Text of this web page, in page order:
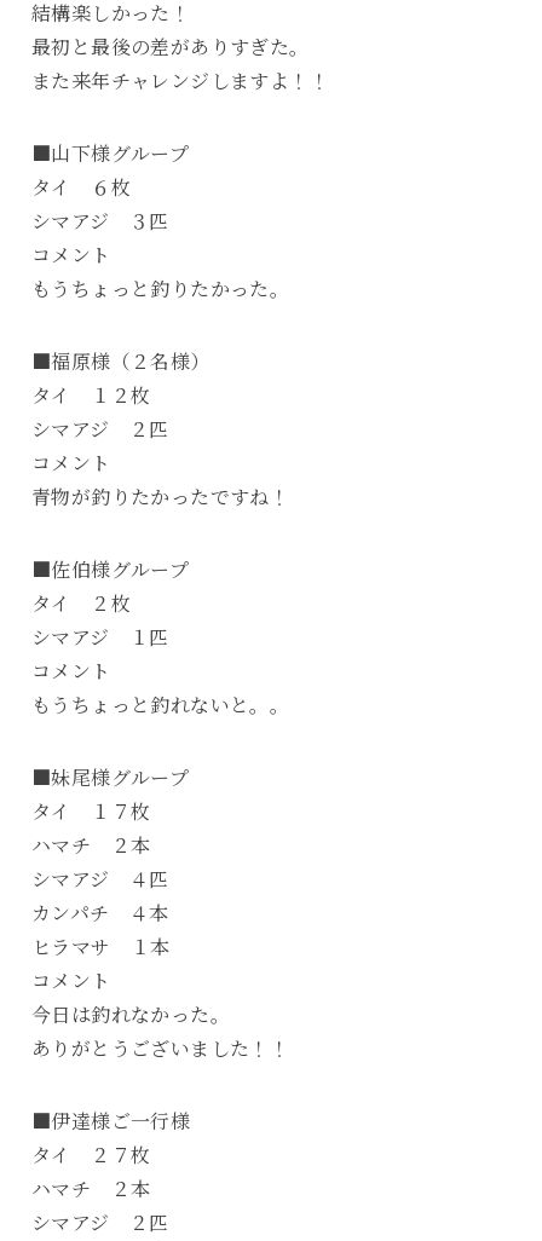
結構楽しかった！
最初と最後の差がありすぎた。
また来年チャレンジしますよ！！
■山下様グループ
タイ ６枚
シマアジ ３匹
コメント
もうちょっと釣りたかった。
■福原様（２名様）
タイ １２枚
シマアジ ２匹
コメント
青物が釣りたかったですね！
■佐伯様グループ
タイ ２枚
シマアジ １匹
コメント
もうちょっと釣れないと。。
■妹尾様グループ
タイ １７枚
ハマチ ２本
シマアジ ４匹
カンパチ ４本
ヒラマサ １本
コメント
今日は釣れなかった。
ありがとうございました！！
■伊達様ご一行様
タイ ２７枚
ハマチ ２本
シマアジ ２匹